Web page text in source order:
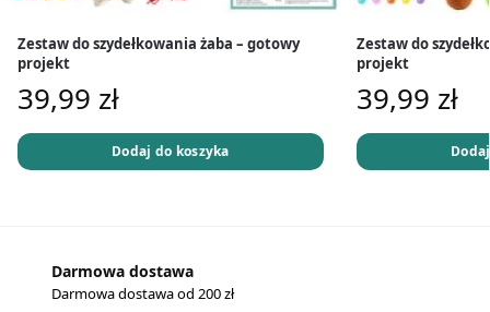
Zestaw do szydełkowania żaba – gotowy
projekt
39,99 zł
Dodaj do koszyka
Zestaw do
projekt
39,99 zł
Darmowa dostawa
Darmowa dostawa od 200 zł